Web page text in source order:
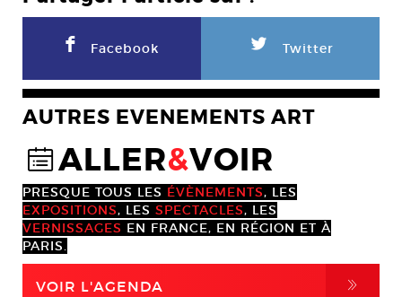
F Facebook L Twitter
AUTRES EVENEMENTS ART
@ALLER&VOIR
PRESQUE TOUS LES ÉVÈNEMENTS, LES
EXPOSITIONS, LES SPECTACLES, LES
VERNISSAGES EN FRANCE, EN RÉGION ET À
PARIS.
VOIR L'AGENDA ,